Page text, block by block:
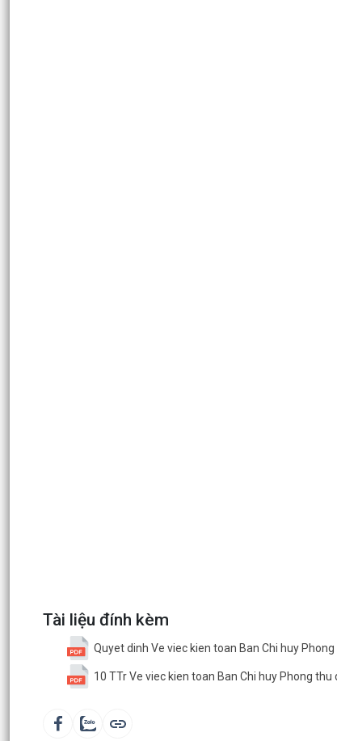
Tài liệu đính kèm
Quyet dinh Ve viec kien toan Ban Chi huy
10 TTr Ve viec kien toan Ban Chi huy Phong